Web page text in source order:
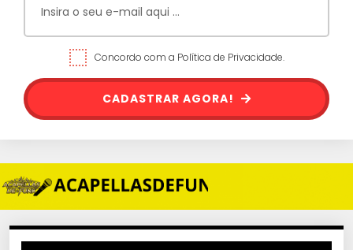
Concordo com a Política de Privacidade.
CADASTRAR AGORA!